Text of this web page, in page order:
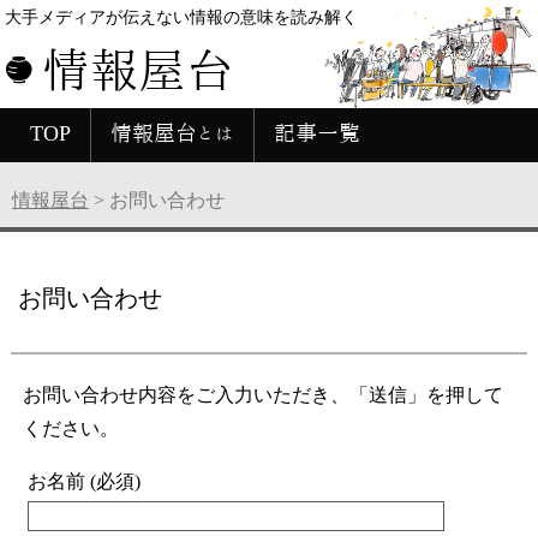
大手メディアが伝えない情報の意味を読み解く
情報屋台
TOP 情報屋台とは 記事一覧
情報屋台 > お問い合わせ
お問い合わせ
お問い合わせ内容をご入力いただき、「送信」を押して
ください。
お名前 (必須)